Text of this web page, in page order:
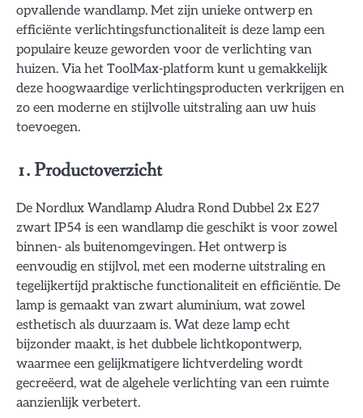
opvallende wandlamp. Met zijn unieke ontwerp en
efficiënte verlichtingsfunctionaliteit is deze lamp een
populaire keuze geworden voor de verlichting van
huizen. Via het ToolMax-platform kunt u gemakkelijk
deze hoogwaardige verlichtingsproducten verkrijgen en
zo een moderne en stijlvolle uitstraling aan uw huis
toevoegen.
1. Productoverzicht
De Nordlux Wandlamp Aludra Rond Dubbel 2x E27
zwart IP54 is een wandlamp die geschikt is voor zowel
binnen- als buitenomgevingen. Het ontwerp is
eenvoudig en stijlvol, met een moderne uitstraling en
tegelijkertijd praktische functionaliteit en efficiëntie. De
lamp is gemaakt van zwart aluminium, wat zowel
esthetisch als duurzaam is. Wat deze lamp echt
bijzonder maakt, is het dubbele lichtkopontwerp,
waarmee een gelijkmatigere lichtverdeling wordt
gecreëerd, wat de algehele verlichting van een ruimte
aanzienlijk verbetert.